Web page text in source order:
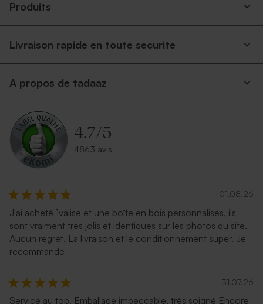
Produits
Livraison rapide en toute securite
A propos de tadaaz
4.7/5
4863 avis
01.08.26
J'ai acheté 1valise et une boîte en bois personnalisés, ils
sont vraiment très jolis et identiques sur les photos du site.
Aucun regret. La livraison et le conditionnement super. Je
recommande
31.07.26
Service au top. Emballage impeccable, très soigné Encore